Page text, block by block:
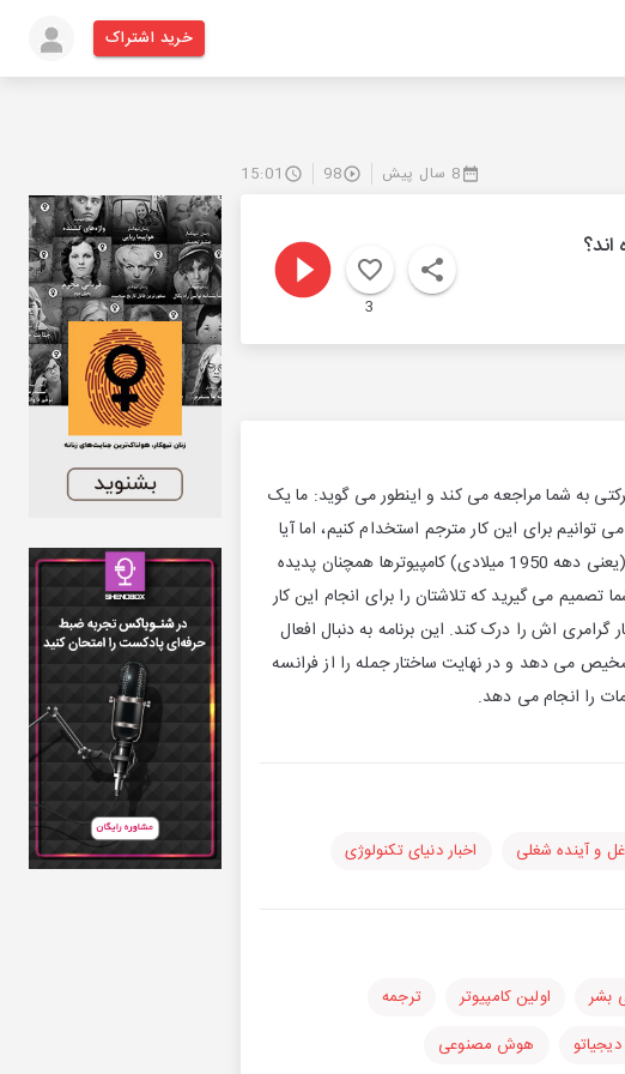
خرید اشتراک
8 سال پیش 98
15:01
3
دارید. شرکتی به شما مراجعه می کند و اینطور می گوید: ما یک
توانیم برای این کار مترجم استخدام کنیم، اما آیا
راه دیگری وجود دارد که بتوانید این کار را به صورت خودکار برایمان انجام دهید؟ در این دوران (یعنی دهه 1950 میلادی) کامپیوترها همچنان پدیده
می گیرید که تلاشتان را برای انجام این کار
اش را درک کند. این برنامه به دنبال افعال
می دهد و در نهایت ساختار جمله را از فرانسه
را انجام می دهد.
و آینده شغلی اخبار دنیای تکنولوژی
بشر اولین کامپیوتر
ترجمه
دیجیاتو هوش مصنوعی